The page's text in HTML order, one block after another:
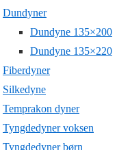
Dundyner
Dundyne 135×200
Dundyne 135×220
Fiberdyner
Silkedyne
Temprakon dyner
Tyngdedyner voksen
Tyngdedyner børn